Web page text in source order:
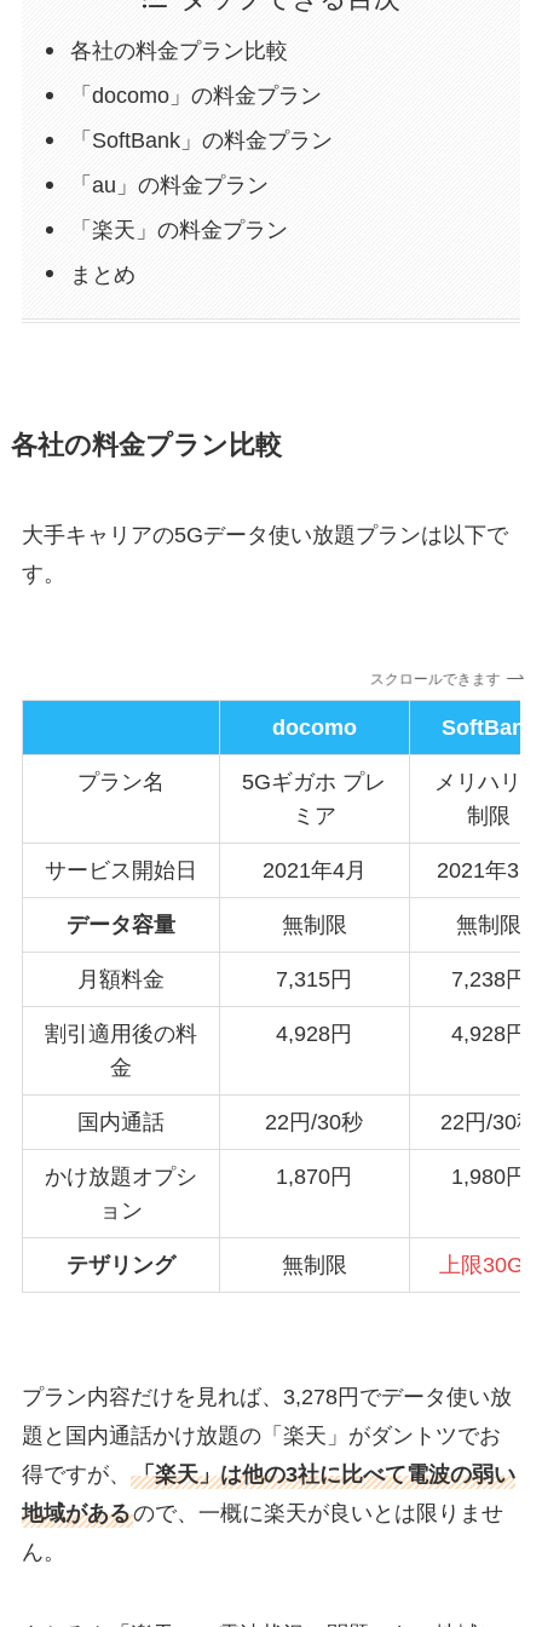
各社の料金プラン比較
「docomo」の料金プラン
「SoftBank」の料金プラン
「au」の料金プラン
「楽天」の料金プラン
まとめ
各社の料金プラン比較
大手キャリアの5Gデータ使い放題プランは以下で
す。
スクロールできます
docomo SoftBank
プラン名
5Gギガホ プレ
ミア
メリハリ
制限
サービス開始日 2021年4月 2021年3月
データ容量 無制限 無制限
月額料金 7,315円 7,238円
割引適用後の料
金
4,928円 4,928円
国内通話 22円/30秒 22円/30秒
かけ放題オプシ
ョン
1,870円 1,980円
テザリング 無制限 上限30GB
プラン内容だけを見れば、3,278円でデータ使い放
題と国内通話かけ放題の「楽天」がダントツでお
得ですが、 「楽天」は他の3社に比べて電波の弱い
地域があるので、一概に楽天が良いとは限りませ
ん。